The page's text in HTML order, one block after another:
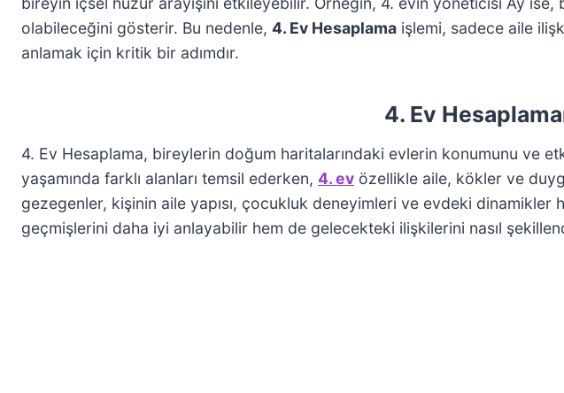
olabileceğini gösterir. Bu nedenle, 4. Ev Hesaplama işlemi, sadece aile
anlamak için kritik bir adımdır.
4. Ev
4. Ev Hesaplama, bireylerin doğum haritalarındaki evlerin konumunu ve
yaşamında farklı alanları temsil ederken, 4. ev özellikle aile, kökler ve
gezegenler, kişinin aile yapısı, çocukluk deneyimleri ve evdeki
geçmişlerini daha iyi anlayabilir hem de gelecekteki ilişkilerini nasıl